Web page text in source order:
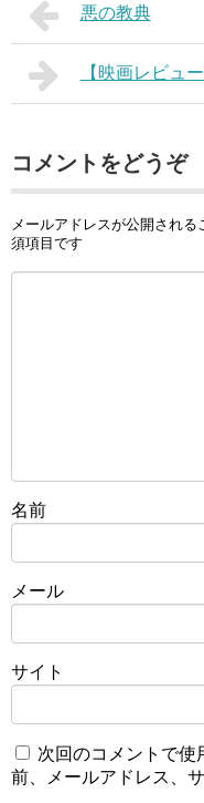
悪の教典
【映画レビュ
コメントをどうぞ
メールアドレスが公開される
須項目です
名前
メール
サイト
次回のコメントで使
前、メールアドレス、